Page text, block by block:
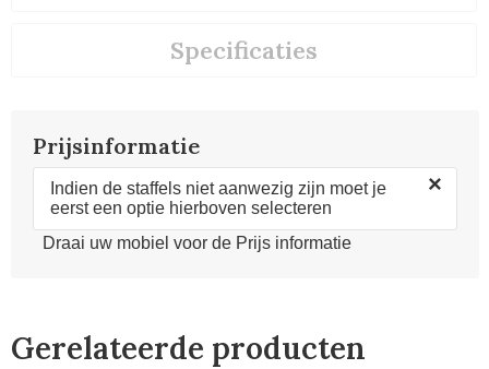
Specificaties
Prijsinformatie
Indien de staffels niet aanwezig zijn moet je
eerst een optie hierboven selecteren
×
Draai uw mobiel voor de Prijs informatie
Gerelateerde producten